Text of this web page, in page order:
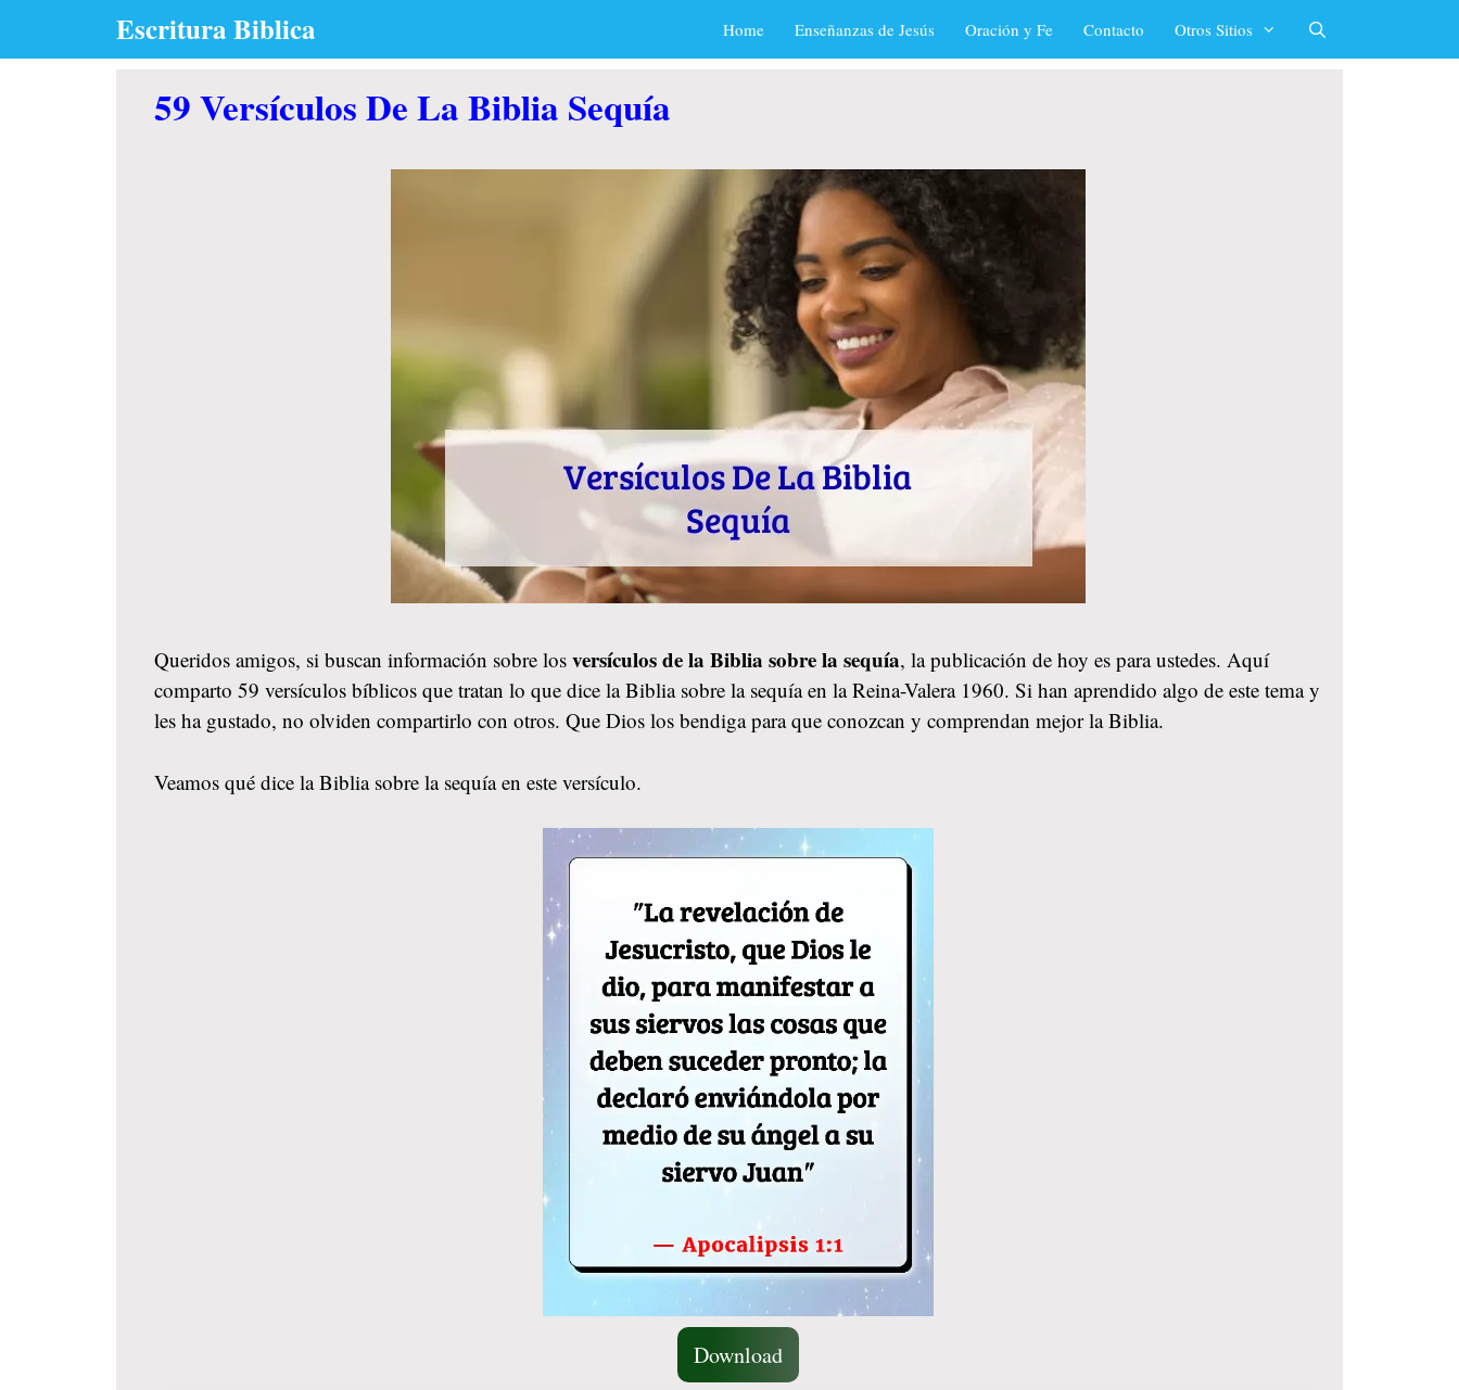
Escritura Biblica Home Enseñanzas de Jesús Oración y Fe Contacto Otros Sitios
59 Versículos De La Biblia Sequía
Queridos amigos, si buscan información sobre los versículos de la Biblia sobre la sequía, la publicación de hoy es para ustedes. Aquí
comparto 59 versículos bíblicos que tratan lo que dice la Biblia sobre la sequía en la Reina-Valera 1960. Si han aprendido algo de este tema y
les ha gustado, no olviden compartirlo con otros. Que Dios los bendiga para que conozcan y comprendan mejor la Biblia.
Veamos qué dice la Biblia sobre la sequía en este versículo.
Download